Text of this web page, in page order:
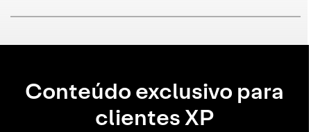
Conteúdo exclusivo para
clientes XP